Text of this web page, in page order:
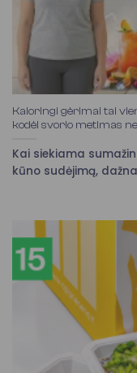
Kaloringi gėrimai tai
kodėl svorio metimas
Kai siekiama
kūno sudėjimą,